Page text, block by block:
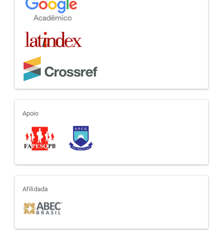
apoio
Apoio
afiliada
Afilidada